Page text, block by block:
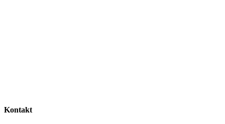
Kontakt